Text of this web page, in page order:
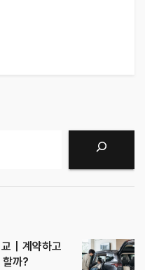
｜계약하고
까?